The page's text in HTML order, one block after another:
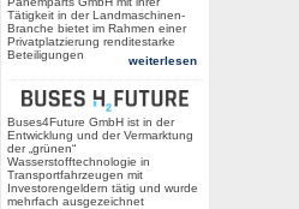
Tätigkeit in der Landmaschinen-
Branche bietet im Rahmen einer
Privatplatzierung renditestarke
Beteiligungen
weiterlesen
Buses4Future GmbH ist in der
Entwicklung und der Vermarktung
der „grünen“
Wasserstofftechnologie in
Transportfahrzeugen mit
Investorengeldern tätig und wurde
mehrfach ausgezeichnet